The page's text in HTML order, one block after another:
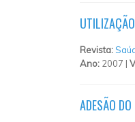
Revista:
Ano: 2007 |
ADESÃO